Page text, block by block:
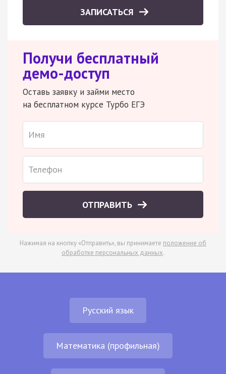
ЗАПИСАТЬСЯ
Получи бесплатный
демо-доступ
Оставь заявку и займи место
на бесплатном курсе Турбо ЕГЭ
ОТПРАВИТЬ
Нажимая на кнопку «Отправить», вы принимаете положение об
обработке персональных данных.
Русский язык
Математика (профильная)